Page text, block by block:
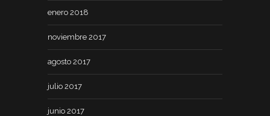
enero 2018
noviembre 2017
agosto 2017
julio 2017
junio 2017